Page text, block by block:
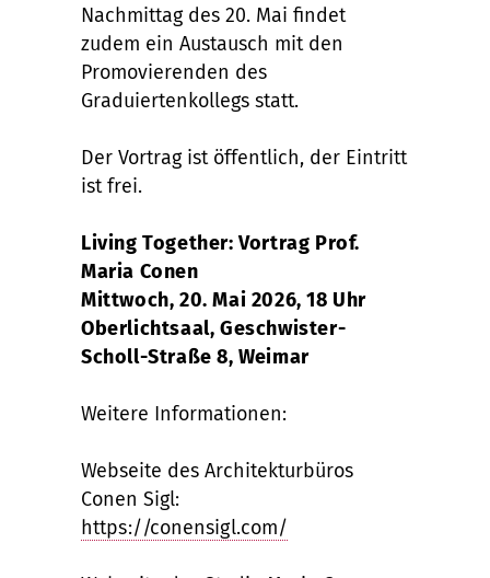
Nachmittag des 20. Mai findet
zudem ein Austausch mit den
Promovierenden des
Graduiertenkollegs statt.
Der Vortrag ist öffentlich, der Eintritt
ist frei.
Living Together: Vortrag Prof.
Maria Conen
Mittwoch, 20. Mai 2026, 18 Uhr
Oberlichtsaal, Geschwister-
Scholl-Straße 8, Weimar
Weitere Informationen:
Webseite des Architekturbüros
Conen Sigl:
https://conensigl.com/